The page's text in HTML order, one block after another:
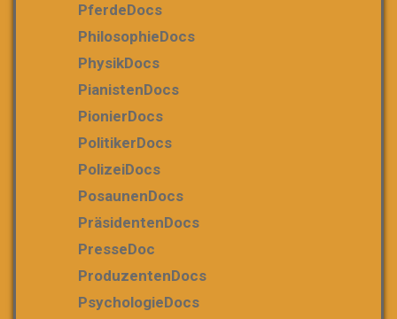
PferdeDocs
PhilosophieDocs
PhysikDocs
PianistenDocs
PionierDocs
PolitikerDocs
PolizeiDocs
PosaunenDocs
PräsidentenDocs
PresseDoc
ProduzentenDocs
PsychologieDocs